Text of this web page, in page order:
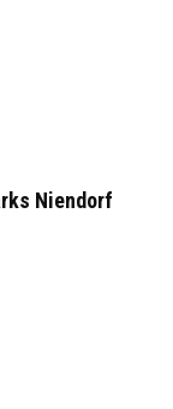
Niendorf